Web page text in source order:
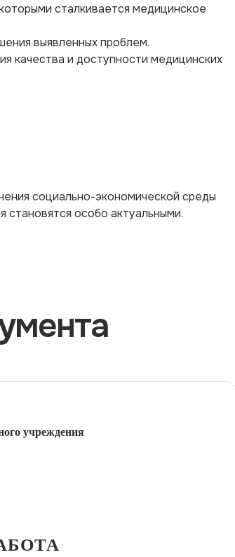
сталкивается медицинское
выявленных проблем.
качества и доступности медицинских
социально-экономической среды
особо актуальными.
учреждения